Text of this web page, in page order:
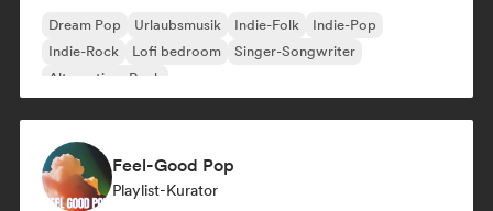
Dream Pop Urlaubsmusik Indie-Folk
Indie-Pop
Indie-Rock
Lofi bedroom
Singer-Songwriter
Alternativer Rock
Feel-Good Pop
Playlist-Kurator